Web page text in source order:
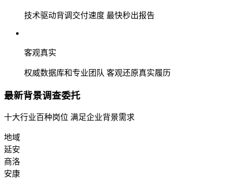
技术驱动背调交付速度 最快秒出报告
客观真实
权威数据库和专业团队 客观还原真实履历
最新背景调查委托
十大行业百种岗位 满足企业背景需求
地域
延安
商洛
安康